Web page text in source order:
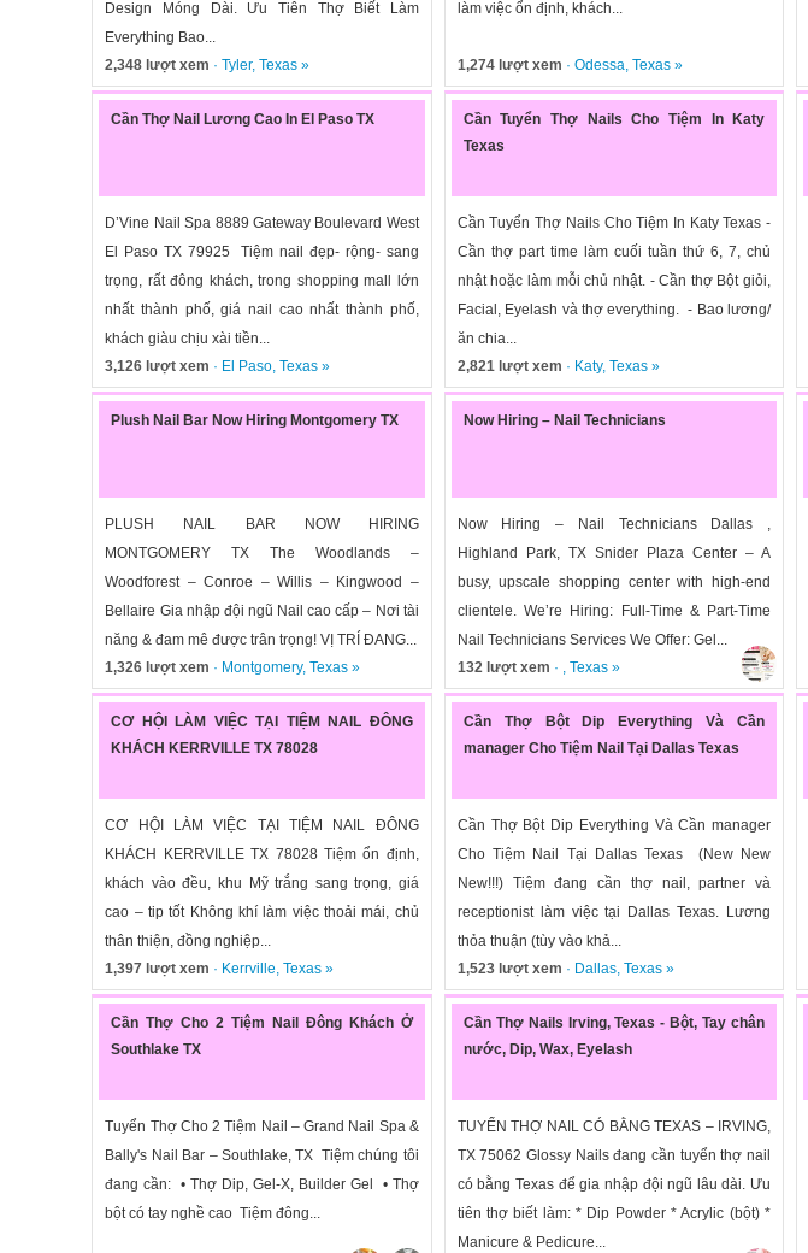
Design Móng Dài. Ưu Tiên Thợ Biết Làm
Everything Bao...
2,348 lượt xem ·Tyler,Texas »
làm việc ổn định, khách...
1,274 lượt xem · Odessa, Texas»
Cần Thợ Nail Lương Cao In El Paso TX
D’Vine Nail Spa 8889 Gateway Boulevard West
El Paso TX 79925 Tiệm nail đẹp- rộng- sang
trọng, rất đông khách, trong shopping mall lớn
nhất thành phố, giá nail cao nhất thành phố,
khách giàu chịu xài tiền...
3,126 lượt xem · El Paso,Texas »
Cần Tuyển Thợ Nails Cho Tiệm In Katy
Texas
Cần Tuyển Thợ Nails Cho Tiệm In Katy Texas -
Cần thợ part time làm cuối tuần thứ 6, 7, chủ
nhật hoặc làm mỗi chủ nhật. - Cần thợ Bột giỏi,
Facial, Eyelash và thợ everything. - Bao lương/
ăn chia...
2,821 lượt xem · Katy, Texas»
Plush Nail Bar Now Hiring Montgomery TX
PLUSH NAIL BAR NOW HIRING
MONTGOMERY TX The Woodlands –
Woodforest – Conroe – Willis – Kingwood –
Bellaire Gia nhập đội ngũ Nail cao cấp – Nơi tài
năng & đam mê được trân trọng! VỊ TRÍ ĐANG...
1,326 lượt xem · Montgomery,Texas »
Now Hiring – Nail Technicians
Now Hiring – Nail Technicians Dallas ,
Highland Park, TX Snider Plaza Center – A
busy, upscale shopping center with high-end
clientele. We’re Hiring: Full-Time & Part-Time
Nail Technicians Services We Offer: Gel...
132 lượt xem · , Texas»
CƠ HỘI LÀM VIỆC TẠI TIỆM NAIL ĐÔNG
KHÁCH KERRVILLE TX 78028
CƠ HỘI LÀM VIỆC TẠI TIỆM NAIL ĐÔNG
KHÁCH KERRVILLE TX 78028 Tiệm ổn định,
khách vào đều, khu Mỹ trắng sang trọng, giá
cao – tip tốt Không khí làm việc thoải mái, chủ
thân thiện, đồng nghiệp...
1,397 lượt xem · Kerrville,Texas »
Cần Thợ Bột Dip Everything Và Cần
manager Cho Tiệm Nail Tại Dallas Texas
Cần Thợ Bột Dip Everything Và Cần manager
Cho Tiệm Nail Tại Dallas Texas (New New
New!!!) Tiệm đang cần thợ nail, partner và
receptionist làm việc tại Dallas Texas. Lương
thỏa thuận (tùy vào khả...
1,523 lượt xem · Dallas, Texas»
Cần Thợ Cho 2 Tiệm Nail Đông Khách Ở
Southlake TX
Tuyển Thợ Cho 2 Tiệm Nail – Grand Nail Spa &
Bally's Nail Bar – Southlake, TX Tiệm chúng tôi
đang cần: • Thợ Dip, Gel-X, Builder Gel • Thợ
bột có tay nghề cao Tiệm đông...
Cần Thợ Nails Irving, Texas - Bột, Tay chân
nước, Dip, Wax, Eyelash
TUYỂN THỢ NAIL CÓ BẰNG TEXAS – IRVING,
TX 75062 Glossy Nails đang cần tuyển thợ nail
có bằng Texas để gia nhập đội ngũ lâu dài. Ưu
tiên thợ biết làm: * Dip Powder * Acrylic (bột) *
Manicure & Pedicure...